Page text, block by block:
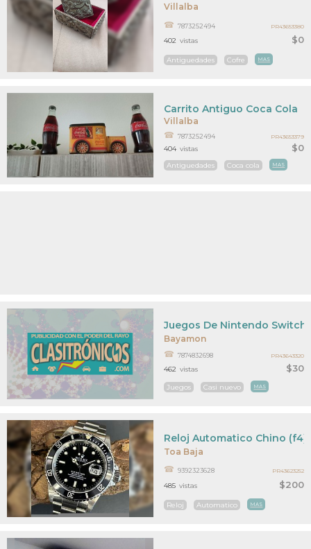
Villalba
$0
7873252494
Antiguedades Cofre MAS
402 vistas
PR43653380
Villalba
$0
Carrito Antiguo Coca Cola
7873252494
Antiguedades Coca cola MAS
404 vistas
PR43653379
Bayamon
$30
Juegos De Nintendo Switch
7874832698
Juegos Casi nuevo MAS
462 vistas
PR43643320
Toa Baja
$200
Reloj Automatico Chino (f4)
9392323628
Reloj Automatico MAS
485 vistas
PR43623252